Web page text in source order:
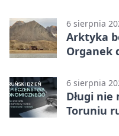
6 sierpnia
Arktyka
Organek
6 sierpnia
Długi nie
Toruniu